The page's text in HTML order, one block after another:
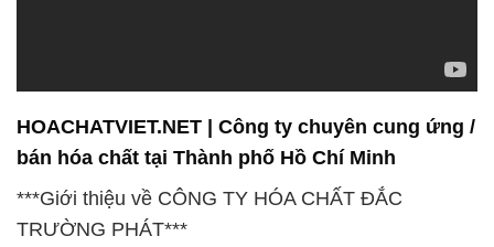
HOACHATVIET.NET | Công ty chuyên cung ứng /
bán hóa chất tại Thành phố Hồ Chí Minh
***Giới thiệu về CÔNG TY HÓA CHẤT ĐẮC
TRƯỜNG PHÁT***